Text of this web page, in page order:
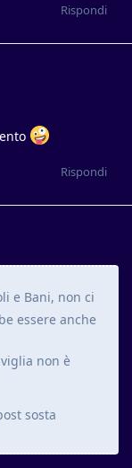
Rispondi
Rispondi
e Bani, non ci
essere anche
non è
sosta